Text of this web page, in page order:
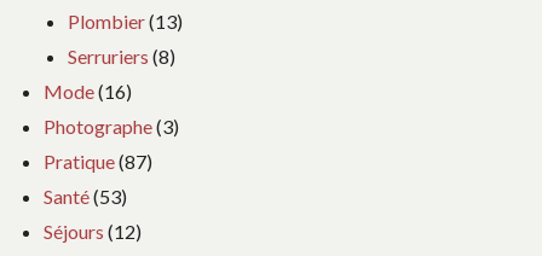
Plombier(13)
Serruriers (8)
Mode(16)
Photographe(3)
Pratique(87)
Santé(53)
Séjours (12)